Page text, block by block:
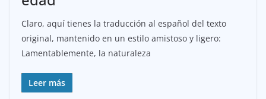
Claro, aquí tienes la traducción al español del texto
original, mantenido en un estilo amistoso y ligero:
Lamentablemente, la naturaleza
Leer más